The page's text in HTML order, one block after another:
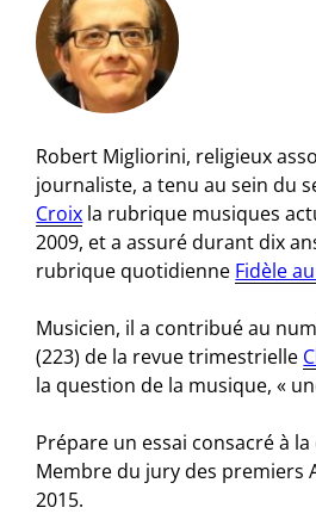
Robert Migliorini, religieux
journaliste, a tenu au sein du
Croix la rubrique musiques
2009, et a assuré durant dix
rubrique quotidienne Fidèle
Musicien, il a contribué au
(223) de la revue trimestrielle
la question de la musique, «
Prépare un essai consacré à
Membre du jury des premiers
2015.